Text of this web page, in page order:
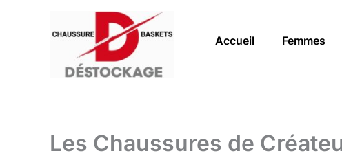
Accueil Femmes
Les Chaussures de